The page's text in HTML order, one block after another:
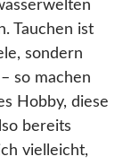
Tauchen ist
sondern
so machen
Hobby, diese
bereits
vielleicht,